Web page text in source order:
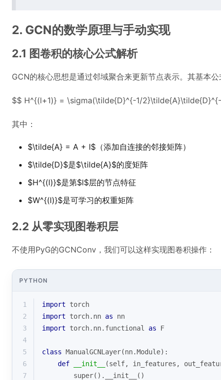
2. GCN的数学原理与手动实现
2.1 图卷积的核心公式解析
GCN的核心思想是通过邻域聚合来更新节点表示。其基本
$$ H^{(l+1)} = \sigma(\tilde{D}^{-1/
其中：
$\tilde{A} = A + I$（添加自连接的邻接矩阵）
$\tilde{D}$是$\tilde{A}$的度矩阵
$H^{(l)}$是第$l$层的节点特征
$W^{(l)}$是可学习的权重矩阵
2.2 从零实现图卷积层
不使用PyG的GCNConv，我们可以这样实现图卷积操作：
PYTHON
1 import torch
2
import torch.nn as nn
3
import torch.nn.functional as F
4
5
class ManualGCNLayer(nn.Module):
6
def __init__ (self, in_features,
7
super().__init__()